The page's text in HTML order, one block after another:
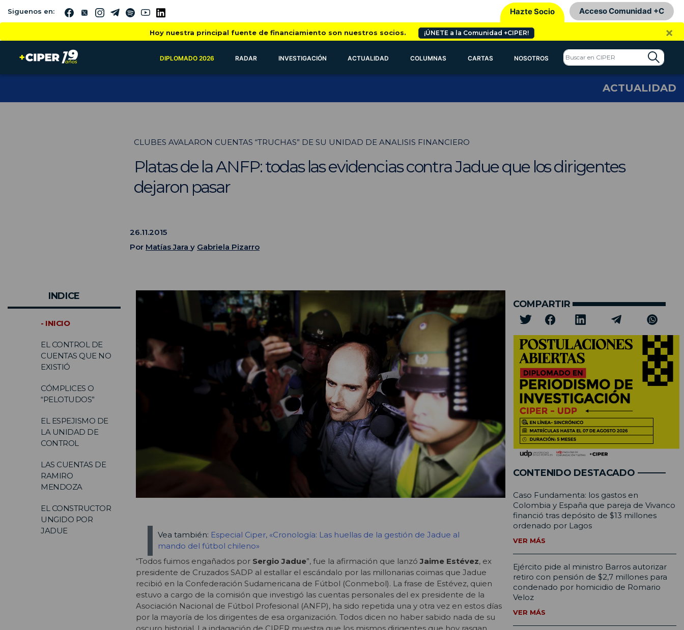
Siguenos en: Hazte Socio Acceso Comunidad +C
Hoy nuestra principal fuente de financiamiento son nuestros socios. ¡ÚNETE a la Comunidad +CIPER! ×
DIPLOMADO 2026 RADAR INVESTIGACIÓN ACTUALIDAD COLUMNAS CARTAS NOSOTROS
ACTUALIDAD
CLUBES AVALARON CUENTAS “TRUCHAS” DE SU UNIDAD DE ANALISIS FINANCIERO
Platas de la ANFP: todas las evidencias contra Jadue que los dirigentes
dejaron pasar
26.11.2015
Por Matías Jara y Gabriela Pizarro
INDICE
- INICIO
EL CONTROL DE
CUENTAS QUE NO
EXISTIÓ
CÓMPLICES O
“PELOTUDOS”
EL ESPEJISMO DE
LA UNIDAD DE
CONTROL
LAS CUENTAS DE
RAMIRO
MENDOZA
EL CONSTRUCTOR
UNGIDO POR
JADUE
Vea también: Especial Ciper, «Cronología: Las huellas de la gestión de Jadue al
mando del fútbol chileno»
“Todos fuimos engañados por Sergio Jadue”, fue la afirmación que lanzóJaime Estévez, ex
presidente de Cruzados SADP al estallar el escándalo por las millonarias coimas que Jadue
recibió en la Confederación Sudamericana de Fútbol (Conmebol). La frase de Estévez, quien
estuvo a cargo de la comisión que investigó las cuentas personales del ex presidente de la
Asociación Nacional de Fútbol Profesional (ANFP), ha sido repetida una y otra vez en estos días
por la mayoría de los dirigentes de esa organización. Todos dicen no haber sabido nada de su
oscuro historial. La indagación de CIPER muestra que los mismos dirigentes que hoy rasgan
COMPARTIR
CONTENIDO DESTACADO
Caso Fundamenta: los gastos en
Colombia y España que pareja de Vivanco
financió tras depósito de $13 millones
ordenado por Lagos
VER MÁS
Ejército pide al ministro Barros autorizar
retiro con pensión de $2,7 millones para
condenado por homicidio de Romario
Veloz
VER MÁS